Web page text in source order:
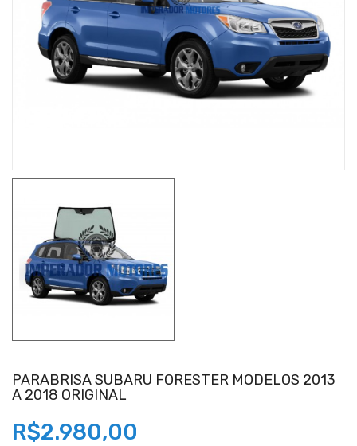
PARABRISA SUBARU FORESTER MODELOS 2013
A 2018 ORIGINAL
R$2.980,00